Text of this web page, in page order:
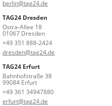
berlin@tag24.de
TAG24 Dresden
Ostra-Allee 18
01067 Dresden
+49 351 888-2424
dresden@tag24.de
TAG24 Erfurt
Bahnhofstraße 38
99084 Erfurt
+49 361 34947880
erfurt@tag24.de